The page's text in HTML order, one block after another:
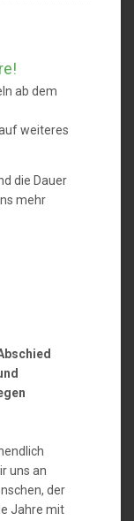
ab dem
weiteres
die Dauer
mehr
uns an
der
Jahre mit